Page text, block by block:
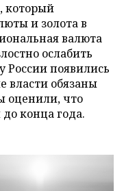
который
и золота в
валюта
ослабить
России появились
власти обязаны
оценили, что
конца года.